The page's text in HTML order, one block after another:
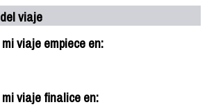
viaje
viaje empiece en:
viaje finalice en: